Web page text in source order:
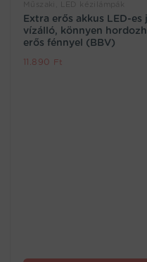
Extra erős akkus LED-es
vízálló, könnyen
erős fénnyel (BBV)
11.890 Ft